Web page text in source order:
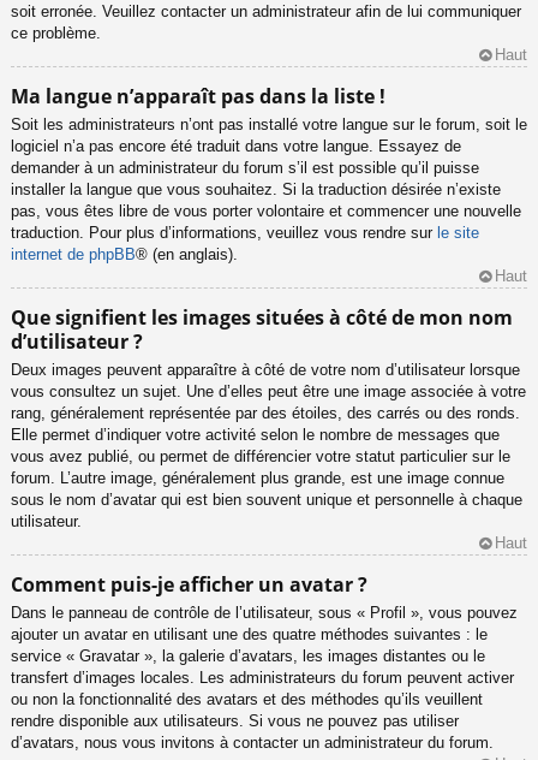
soit erronée. Veuillez contacter un administrateur afin de lui communiquer
ce problème.
Haut
Ma langue n’apparaît pas dans la liste !
Soit les administrateurs n’ont pas installé votre langue sur le forum, soit le
logiciel n’a pas encore été traduit dans votre langue. Essayez de
demander à un administrateur du forum s’il est possible qu’il puisse
installer la langue que vous souhaitez. Si la traduction désirée n’existe
pas, vous êtes libre de vous porter volontaire et commencer une nouvelle
traduction. Pour plus d’informations, veuillez vous rendre sur le site
internet de phpBB® (en anglais).
Haut
Que signifient les images situées à côté de mon nom
d’utilisateur ?
Deux images peuvent apparaître à côté de votre nom d’utilisateur lorsque
vous consultez un sujet. Une d’elles peut être une image associée à votre
rang, généralement représentée par des étoiles, des carrés ou des ronds.
Elle permet d’indiquer votre activité selon le nombre de messages que
vous avez publié, ou permet de différencier votre statut particulier sur le
forum. L’autre image, généralement plus grande, est une image connue
sous le nom d’avatar qui est bien souvent unique et personnelle à chaque
utilisateur.
Haut
Comment puis-je afficher un avatar ?
Dans le panneau de contrôle de l’utilisateur, sous « Profil », vous pouvez
ajouter un avatar en utilisant une des quatre méthodes suivantes : le
service « Gravatar », la galerie d’avatars, les images distantes ou le
transfert d’images locales. Les administrateurs du forum peuvent activer
ou non la fonctionnalité des avatars et des méthodes qu’ils veuillent
rendre disponible aux utilisateurs. Si vous ne pouvez pas utiliser
d’avatars, nous vous invitons à contacter un administrateur du forum.